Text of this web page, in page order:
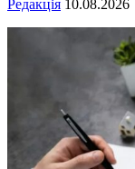
Редакція 10.08.2026